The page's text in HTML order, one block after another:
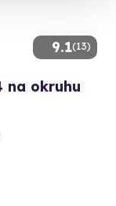
9.1(13)
na okruhu